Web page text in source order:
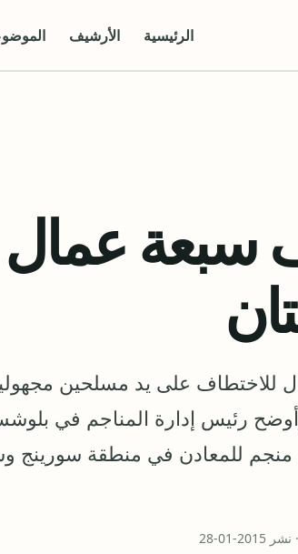
الرئيسية الأرشيف
سبعة عمال
للاختطاف على يد مسلحين
رئيس إدارة المناجم في
للمعادن في منطقة سورينج